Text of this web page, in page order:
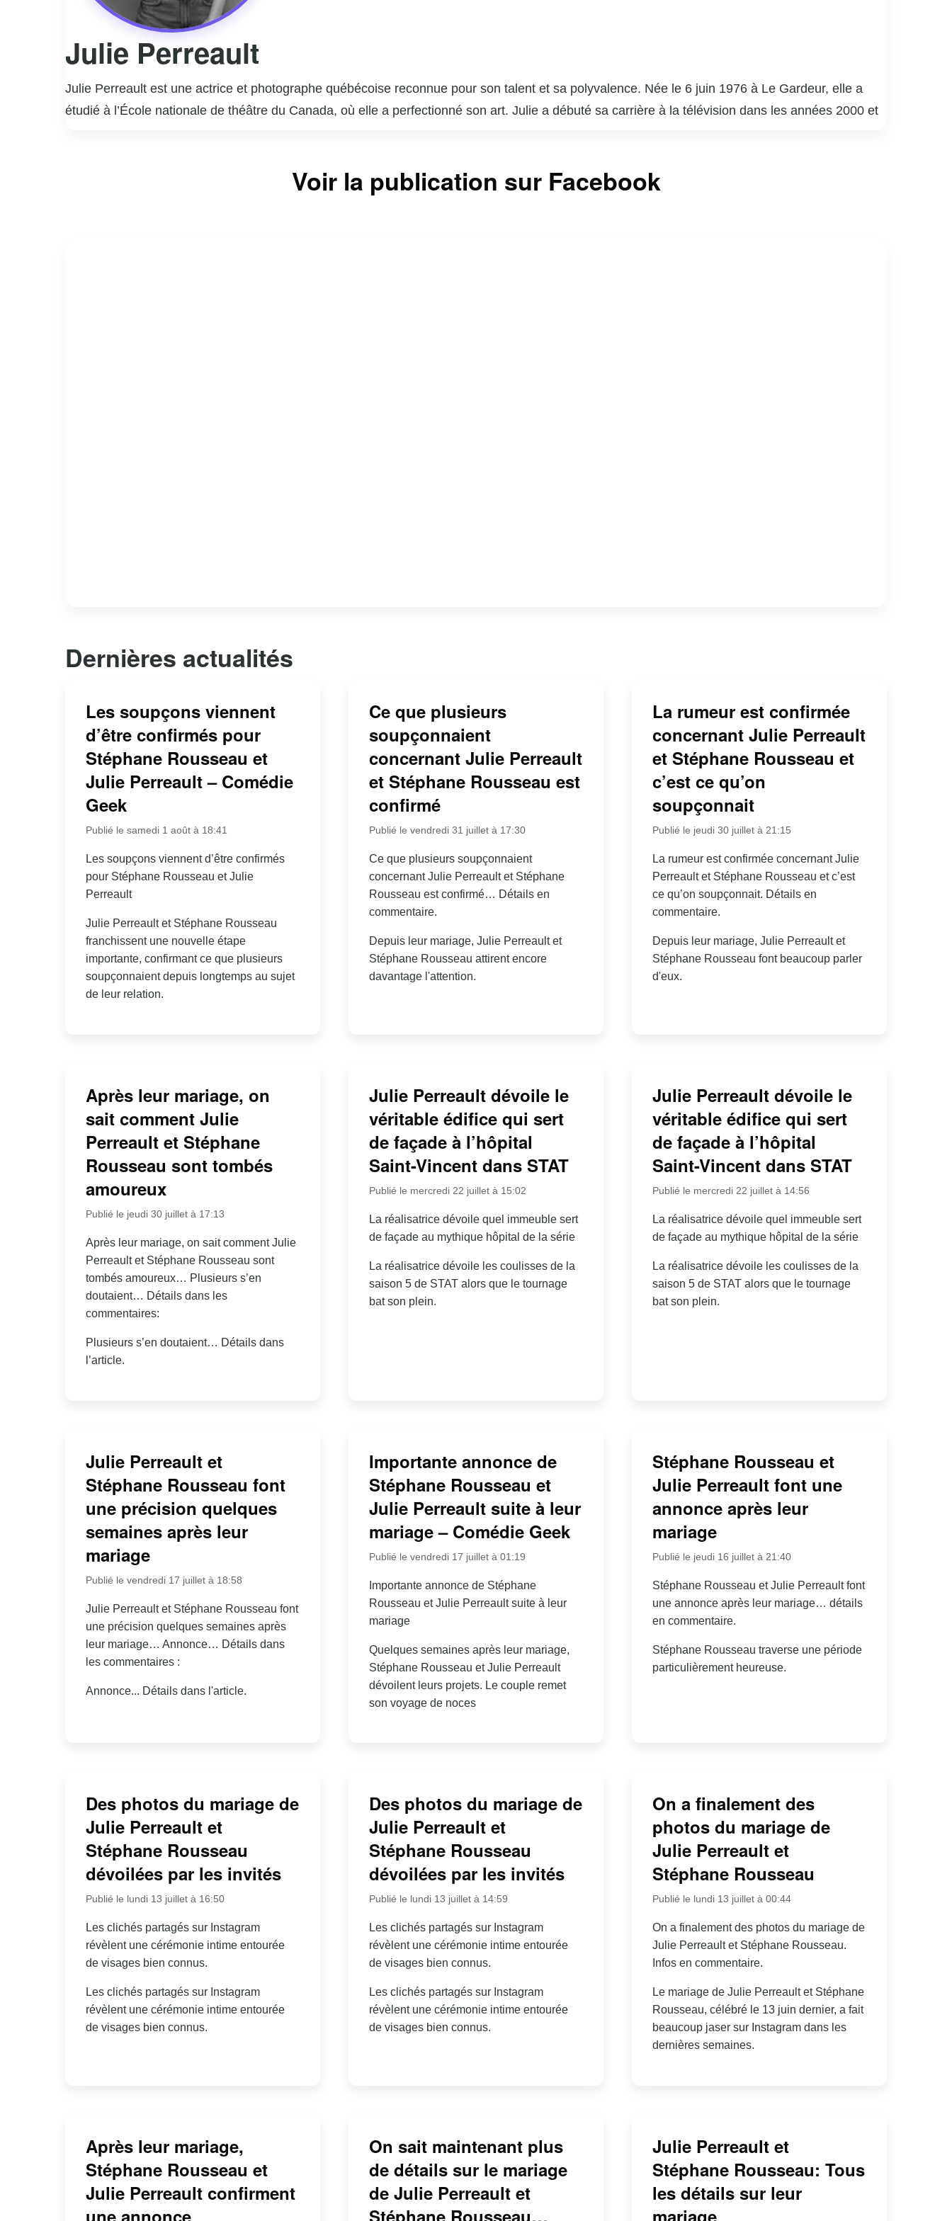
Julie Perreault
Julie Perreault est une actrice et photographe québécoise reconnue pour son talent et sa polyvalence. Née le 6 juin 1976 à Le Gardeur, elle a
étudié à l’École nationale de théâtre du Canada, où elle a perfectionné son art. Julie a débuté sa carrière à la télévision dans les années 2000 et
des paysages, a été exposé dans diverses galeries et a reçu des critiques élogieuses. Sa double carrière témoigne de sa créativité et de son
Voir la publication sur Facebook
Dernières actualités
Les soupçons viennent
d’être confirmés pour
Stéphane Rousseau et
Julie Perreault – Comédie
Geek
Publié le samedi 1 août à 18:41
Les soupçons viennent d’être confirmés
pour Stéphane Rousseau et Julie
Perreault
Julie Perreault et Stéphane Rousseau
franchissent une nouvelle étape
importante, confirmant ce que plusieurs
soupçonnaient depuis longtemps au sujet
de leur relation.
Ce que plusieurs
soupçonnaient
concernant Julie Perreault
et Stéphane Rousseau est
confirmé
Publié le vendredi 31 juillet à 17:30
Ce que plusieurs soupçonnaient
concernant Julie Perreault et Stéphane
Rousseau est confirmé… Détails en
commentaire.
Depuis leur mariage, Julie Perreault et
Stéphane Rousseau attirent encore
davantage l'attention.
La rumeur est confirmée
concernant Julie Perreault
et Stéphane Rousseau et
c’est ce qu’on
soupçonnait
Publié le jeudi 30 juillet à 21:15
La rumeur est confirmée concernant Julie
Perreault et Stéphane Rousseau et c’est
ce qu’on soupçonnait. Détails en
commentaire.
Depuis leur mariage, Julie Perreault et
Stéphane Rousseau font beaucoup parler
d'eux.
Après leur mariage, on
sait comment Julie
Perreault et Stéphane
Rousseau sont tombés
amoureux
Publié le jeudi 30 juillet à 17:13
Après leur mariage, on sait comment Julie
Perreault et Stéphane Rousseau sont
tombés amoureux… Plusieurs s’en
doutaient… Détails dans les
commentaires:
Plusieurs s’en doutaient… Détails dans
l’article.
Julie Perreault dévoile le
véritable édifice qui sert
de façade à l’hôpital
Saint-Vincent dans STAT
Publié le mercredi 22 juillet à 15:02
La réalisatrice dévoile quel immeuble sert
de façade au mythique hôpital de la série
La réalisatrice dévoile les coulisses de la
saison 5 de STAT alors que le tournage
bat son plein.
Julie Perreault dévoile le
véritable édifice qui sert
de façade à l’hôpital
Saint-Vincent dans STAT
Publié le mercredi 22 juillet à 14:56
La réalisatrice dévoile quel immeuble sert
de façade au mythique hôpital de la série
La réalisatrice dévoile les coulisses de la
saison 5 de STAT alors que le tournage
bat son plein.
Julie Perreault et
Stéphane Rousseau font
une précision quelques
semaines après leur
mariage
Publié le vendredi 17 juillet à 18:58
Julie Perreault et Stéphane Rousseau font
une précision quelques semaines après
leur mariage… Annonce… Détails dans
les commentaires :
Annonce... Détails dans l'article.
Importante annonce de
Stéphane Rousseau et
Julie Perreault suite à leur
mariage – Comédie Geek
Publié le vendredi 17 juillet à 01:19
Importante annonce de Stéphane
Rousseau et Julie Perreault suite à leur
mariage
Quelques semaines après leur mariage,
Stéphane Rousseau et Julie Perreault
dévoilent leurs projets. Le couple remet
son voyage de noces
Stéphane Rousseau et
Julie Perreault font une
annonce après leur
mariage
Publié le jeudi 16 juillet à 21:40
Stéphane Rousseau et Julie Perreault font
une annonce après leur mariage… détails
en commentaire.
Stéphane Rousseau traverse une période
particulièrement heureuse.
Des photos du mariage de
Julie Perreault et
Stéphane Rousseau
dévoilées par les invités
Publié le lundi 13 juillet à 16:50
Les clichés partagés sur Instagram
révèlent une cérémonie intime entourée
de visages bien connus.
Les clichés partagés sur Instagram
révèlent une cérémonie intime entourée
de visages bien connus.
Des photos du mariage de
Julie Perreault et
Stéphane Rousseau
dévoilées par les invités
Publié le lundi 13 juillet à 14:59
Les clichés partagés sur Instagram
révèlent une cérémonie intime entourée
de visages bien connus.
Les clichés partagés sur Instagram
révèlent une cérémonie intime entourée
de visages bien connus.
On a finalement des
photos du mariage de
Julie Perreault et
Stéphane Rousseau
Publié le lundi 13 juillet à 00:44
On a finalement des photos du mariage de
Julie Perreault et Stéphane Rousseau.
Infos en commentaire.
Le mariage de Julie Perreault et Stéphane
Rousseau, célébré le 13 juin dernier, a fait
beaucoup jaser sur Instagram dans les
dernières semaines.
Après leur mariage,
Stéphane Rousseau et
Julie Perreault confirment
une annonce
On sait maintenant plus
de détails sur le mariage
de Julie Perreault et
Stéphane Rousseau…
Julie Perreault et
Stéphane Rousseau: Tous
les détails sur leur
mariage